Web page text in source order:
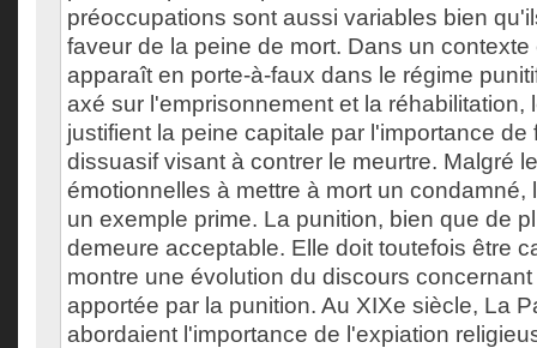
préoccupations sont aussi variables bien
faveur de la peine de mort. Dans un
apparaît en porte-à-faux dans le régime
axé sur l'emprisonnement et la réhabilitation,
justifient la peine capitale par l'importance de
dissuasif visant à contrer le meurtre. Malgré
émotionnelles à mettre à mort un condamné,
un exemple prime. La punition, bien que de
demeure acceptable. Elle doit toutefois être
montre une évolution du discours
apportée par la punition. Au XIXe siècle, La
abordaient l'importance de l'expiation